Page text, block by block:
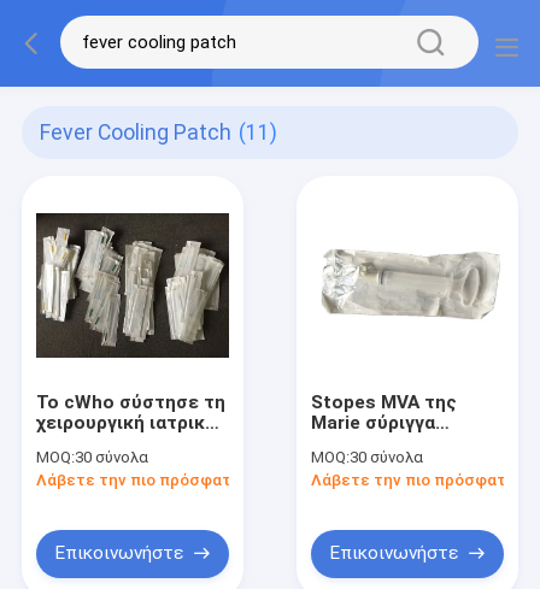
Fever Cooling Patch (11)
Το cWho σύστησε τη
χειρουργική ιατρική
λειτουργίας χωρίς
αιχμηρούς Curetage
MOQ:30 σύνολα
Λάβετε την πιο πρόσφατη τιμή
Επικοινωνήστε
Stopes MVA της
Marie σύριγγα
ΕΞΑΡΤΉΣΕΩΝ με τη
αποστείρωση
για τις γυναίκες για
να σταματήσουν
Pregnance
MOQ:30 σύνολα
Λάβετε την πιο πρόσφατη
Επικοινωνήστε